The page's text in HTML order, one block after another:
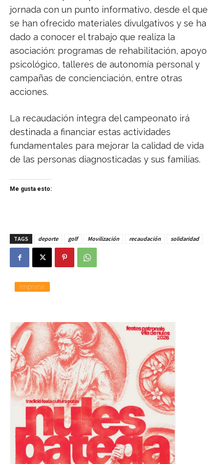
jornada con un punto informativo, desde el que
se han ofrecido materiales divulgativos y se ha
dado a conocer el trabajo que realiza la
asociación: programas de rehabilitación, apoyo
psicológico, talleres de autonomía personal y
campañas de concienciación, entre otras
acciones.
La recaudación íntegra del campeonato irá
destinada a financiar estas actividades
fundamentales para mejorar la calidad de vida
de las personas diagnosticadas y sus familias.
Me gusta esto:
TAGS deporte golf Movilización recaudación solidaridad
Imprimir